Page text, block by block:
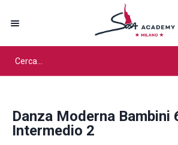
Danza Moderna Bambini
Intermedio 2